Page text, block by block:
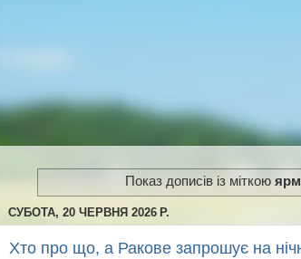
Показ дописів із міткою
СУБОТА, 20 ЧЕРВНЯ 2026 Р.
Хто про що, а Ракове запрошує на